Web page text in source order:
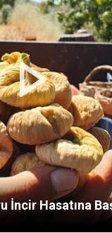
İncir Hasatına